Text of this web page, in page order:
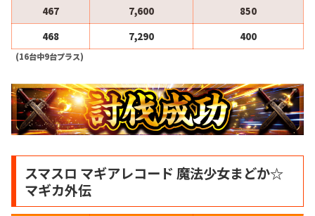
467
7,600
850
468
7,290 400
(16台中9台プラス)
スマスロ マギアレコード 魔法少女まどか☆
マギカ外伝